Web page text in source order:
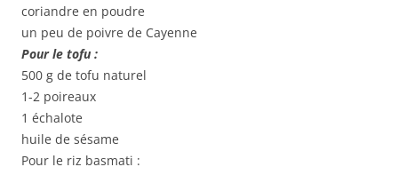
coriandre en poudre
un peu de poivre de Cayenne
Pour le tofu :
500 g de tofu naturel
1-2 poireaux
1 échalote
huile de sésame
Pour le riz basmati :